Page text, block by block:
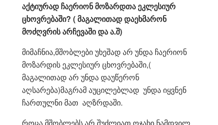
აქტიურად ჩაერიონ მოზარდთა ეკლესიურ
ცხოვრებაში? ( მაგალითად დაეხმარონ
მოძღვრის არჩევაში და ა.შ)
მიმაჩნია,მშობლები უხეშად არ უნდა ჩაერიონ
მოზარდის ეკლესიურ ცხოვრებაში,(
მაგალითად არ უნდა დაუწერონ
აღსარება)მაგრამ აუცილებლად უნდა იყვნენ
ჩართულნი მათ აღზრდაში.